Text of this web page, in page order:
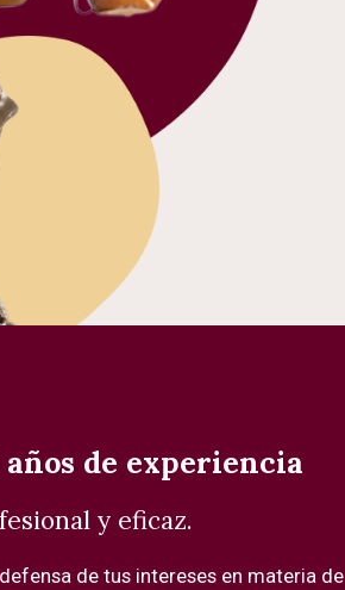
de experiencia
y eficaz.
de tus intereses en materia de